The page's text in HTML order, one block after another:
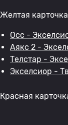
Желтая
Осс -
Аякс 2 -
Телстар -
Экселсиор -
Красная